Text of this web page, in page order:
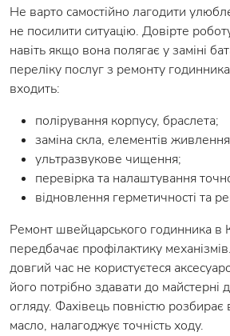
Не варто самостійно лагодити
не посилити ситуацію. Довірте
навіть якщо вона полягає у заміні
переліку послуг з ремонту
входить:
полірування корпусу, браслета;
заміна скла, елементів
ультразвукове чищення;
перевірка та налаштування
відновлення герметичності та
Ремонт швейцарського годинника в
передбачає профілактику
довгий час не користуєтеся
його потрібно здавати до майстерні
огляду. Фахівець повністю розбирає
масло, налагоджує точність ходу.